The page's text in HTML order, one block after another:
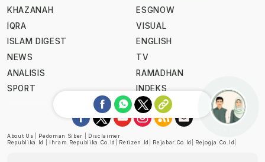
KHAZANAH
IQRA
ISLAM DIGEST
NEWS
ANALISIS
SPORT
ESGNOW
VISUAL
ENGLISH
TV
RAMADHAN
INDEKS
About Us Pedoman Siber
Disclaimer
Republika.id
Ihram.republika.co.id Retizen.id Rejabar.co.id Rejogja.co.id